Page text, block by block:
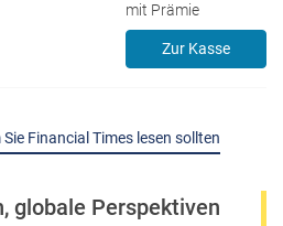
mit Prämie
Zur Kasse
Financial Times lesen sollten
globale Perspektiven